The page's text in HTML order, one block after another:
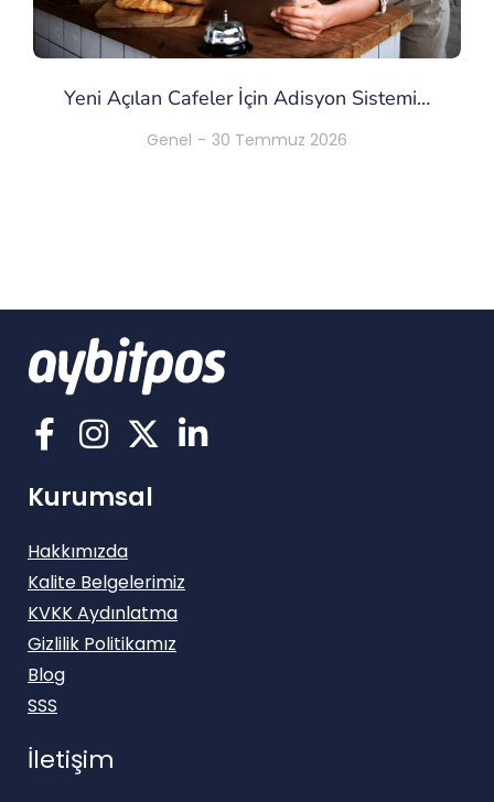
Yeni Açılan Cafeler İçin Adisyon Sistemi…
Genel 30 Temmuz 2026
Kurumsal
Hakkımızda
Kalite Belgelerimiz
KVKK Aydınlatma
Gizlilik Politikamız
Blog
SSS
İletişim